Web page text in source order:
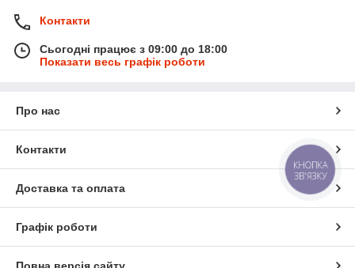
Контакти
Сьогодні працює з 09:00 до 18:00
Показати весь графік роботи
Про нас
Контакти
Доставка та оплата
Графік роботи
КНОПКА
ЗВ'ЯЗКУ